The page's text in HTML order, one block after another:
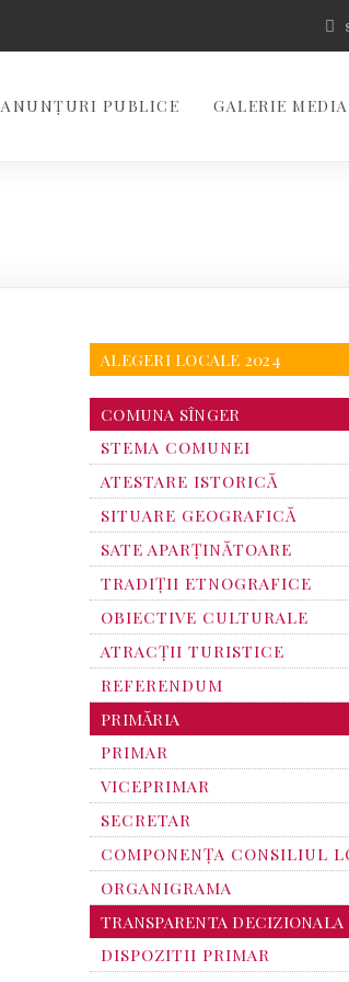
ANUNȚURI PUBLICE GALERIE MEDIA
ALEGERI LOCALE 2024
COMUNA SÎNGER
STEMA COMUNEI
ATESTARE ISTORICĂ
SITUARE GEOGRAFICĂ
SATE APARȚINĂTOARE
TRADIȚII ETNOGRAFICE
OBIECTIVE CULTURALE
ATRACȚII TURISTICE
REFERENDUM
PRIMĂRIA
PRIMAR
VICEPRIMAR
SECRETAR
COMPONENȚA CONSILIUL
ORGANIGRAMA
TRANSPARENTA DECIZIONALA
DISPOZITII PRIMAR